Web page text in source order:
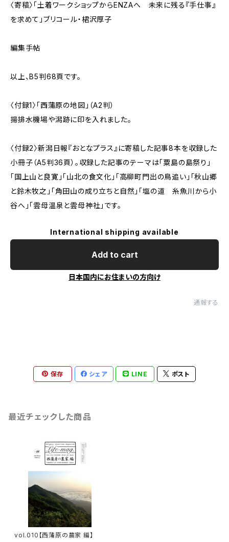
〈寄稿〉「土着ワークショップからENZAへ 未来に残る『手仕事』
を求めて」ブリコール・桾沢厚子
編集手帖
以上、B5判68頁です。
〈付録1〉「西蒲原の地図」（A2判）
揚排水機場や潟跡に印を入れました。
〈付録2〉新潟日報『おとなプラス』に寄稿した記事8本を収録した
小冊子（A5判36頁）。収録した記事のテーマは「粟島の島祭り」
「国上山と良寛」「山北の食文化」「高柳町門出の鳥追い」「秋山郷
と鈴木牧之」「角田山の成り立ちと自然」「塩の道 糸魚川から小
谷へ」「雲母温泉と雲母神社」です。
International shipping available
Add to cart
日本国内にお住まいの方向け
通報する
保存 シェア LINE ポスト
最近チェックした商品
vol.010【西蒲原の農家 編】